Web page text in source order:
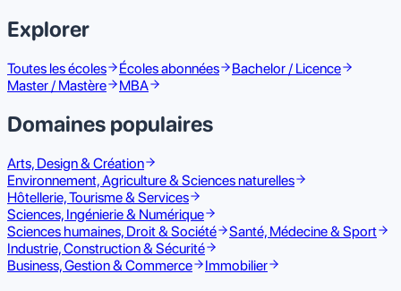
Explorer
Toutes les écoles Écoles abonnées
Bachelor / Licence
Master / Mastère
MBA
Domaines populaires
Arts, Design & Création
Environnement, Agriculture & Sciences naturelles
Hôtellerie, Tourisme & Services
Sciences, Ingénierie & Numérique
Sciences humaines, Droit & Société
Santé, Médecine & Sport
Industrie, Construction & Sécurité
Business, Gestion & Commerce
Immobilier